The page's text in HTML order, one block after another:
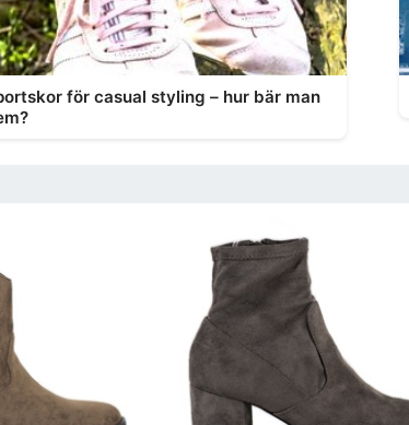
för casual styling – hur bär man